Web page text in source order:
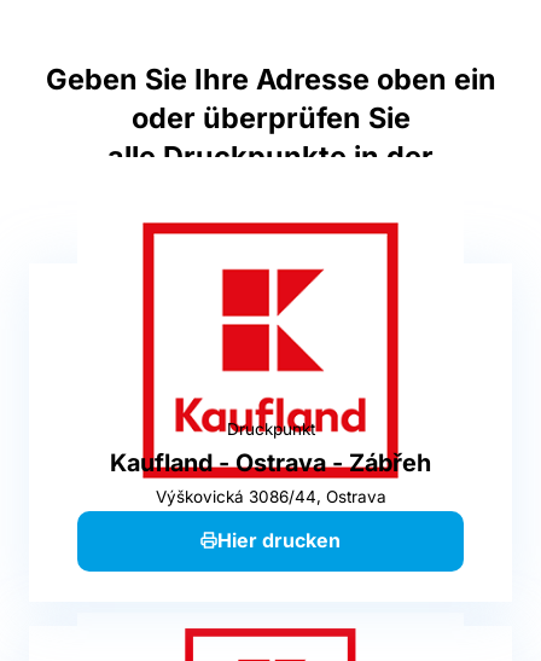
Geben Sie Ihre Adresse oben ein
oder überprüfen Sie
alle Druckpunkte in der
Druckpunkt
Kaufland - Ostrava - Zábřeh
Výškovická 3086/44, Ostrava
Hier drucken